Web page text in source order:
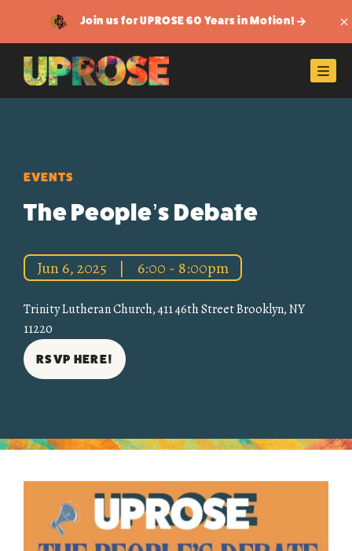
Join us for UPROSE 60 Years in Motion!
EVENTS
The People’s Debate
Jun 6, 2025 | 6:00 - 8:00pm
Trinity Lutheran Church, 411 46th Street Brooklyn, NY
11220
RSVP HERE!